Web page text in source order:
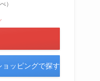
）
ョッピングで探す